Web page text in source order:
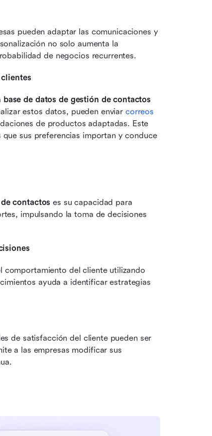
pueden adaptar las comunicaciones y
no solo aumenta la
de negocios recurrentes.
base de datos de gestión de contactos
estos datos, pueden enviar correos
de productos adaptadas. Este
sus preferencias importan y conduce
contactos es su capacidad para
impulsando la toma de decisiones
comportamiento del cliente utilizando
ayuda a identificar estrategias
de satisfacción del cliente pueden ser
a las empresas modificar sus